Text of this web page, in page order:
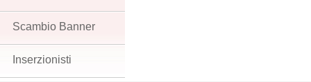
Scambio Banner
Inserzionisti